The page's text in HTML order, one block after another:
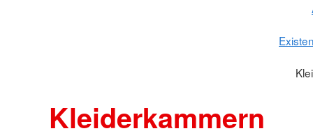
Kleiderkammern